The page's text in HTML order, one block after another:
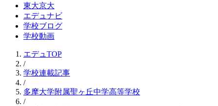
東大京大
エデュナビ
学校ブログ
学校動画
エデュTOP
/
学校連載記事
/
多摩大学附属聖ヶ丘中学高等学校
/